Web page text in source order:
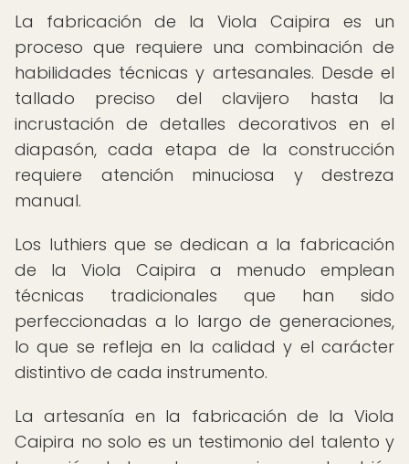
La fabricación de la Viola Caipira es un
proceso que requiere una combinación de
habilidades técnicas y artesanales. Desde el
tallado preciso del clavijero hasta la
incrustación de detalles decorativos en el
diapasón, cada etapa de la construcción
requiere atención minuciosa y destreza
manual.
Los luthiers que se dedican a la fabricación
de la Viola Caipira a menudo emplean
técnicas tradicionales que han sido
perfeccionadas a lo largo de generaciones,
lo que se refleja en la calidad y el carácter
distintivo de cada instrumento.
La artesanía en la fabricación de la Viola
Caipira no solo es un testimonio del talento y